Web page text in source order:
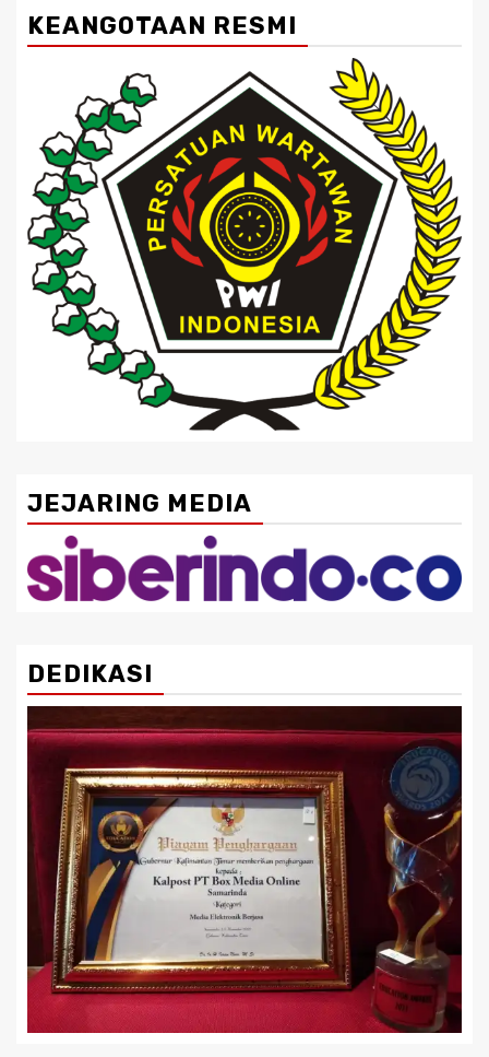
KEANGOTAAN RESMI
JEJARING MEDIA
DEDIKASI